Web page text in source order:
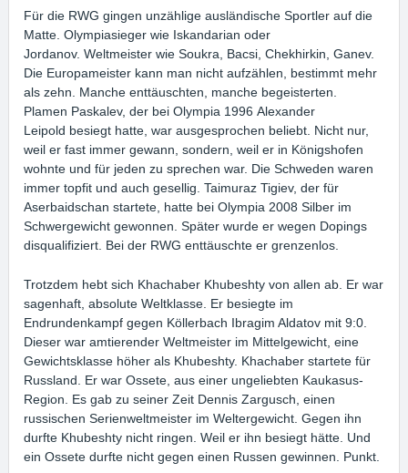
Für die RWG gingen unzählige ausländische Sportler auf die
Matte. Olympiasieger wie Iskandarian oder
Jordanov. Weltmeister wie Soukra, Bacsi, Chekhirkin, Ganev.
Die Europameister kann man nicht aufzählen, bestimmt mehr
als zehn. Manche enttäuschten, manche begeisterten.
Plamen Paskalev, der bei Olympia 1996 Alexander
Leipold besiegt hatte, war ausgesprochen beliebt. Nicht nur,
weil er fast immer gewann, sondern, weil er in Königshofen
wohnte und für jeden zu sprechen war. Die Schweden waren
immer topfit und auch gesellig. Taimuraz Tigiev, der für
Aserbaidschan startete, hatte bei Olympia 2008 Silber im
Schwergewicht gewonnen. Später wurde er wegen Dopings
disqualifiziert. Bei der RWG enttäuschte er grenzenlos.
Trotzdem hebt sich Khachaber Khubeshty von allen ab. Er war
sagenhaft, absolute Weltklasse. Er besiegte im
Endrundenkampf gegen Köllerbach Ibragim Aldatov mit 9:0.
Dieser war amtierender Weltmeister im Mittelgewicht, eine
Gewichtsklasse höher als Khubeshty. Khachaber startete für
Russland. Er war Ossete, aus einer ungeliebten Kaukasus-
Region. Es gab zu seiner Zeit Dennis Zargusch, einen
russischen Serienweltmeister im Weltergewicht. Gegen ihn
durfte Khubeshty nicht ringen. Weil er ihn besiegt hätte. Und
ein Ossete durfte nicht gegen einen Russen gewinnen. Punkt.